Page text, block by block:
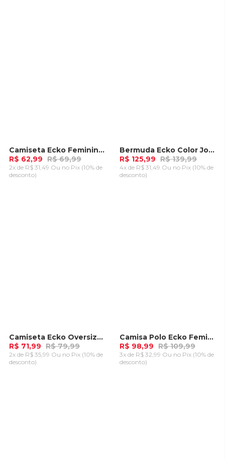
-10%Camiseta Ecko Feminina Cropped Especial Vermelha
R$ 62,99 R$ 69,99
2x de R$ 31,49 Ou no Pix (10% de
desconto)
- 10%Bermuda Ecko Color Jogger Bege
R$ 125,99 R$ 139,99
4x de R$ 31,49 Ou no Pix (10% de
desconto)
-10%
Camiseta Ecko Oversize Preta
R$ 71,99 R$ 79,99
2x de R$ 35,99 Ou no Pix (10% de
desconto)
-10%
Camisa Polo Ecko Feminina Kubi Preta
R$ 98,99 R$ 109,99
3x de R$ 32,99 Ou no Pix (10% de
desconto)